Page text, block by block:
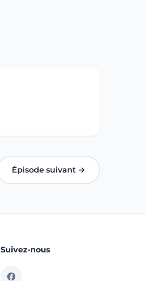
Épisode suivant →
Suivez-nous